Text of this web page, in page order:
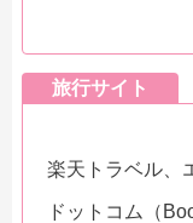
旅行サイト
楽天トラベル、
ドットコム（